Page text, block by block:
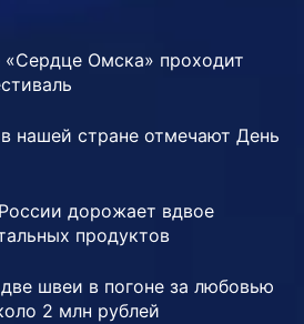
«Сердце Омска» проходит
нашей стране отмечают День
дорожает вдвое
продуктов
швеи в погоне за любовью
2 млн рублей